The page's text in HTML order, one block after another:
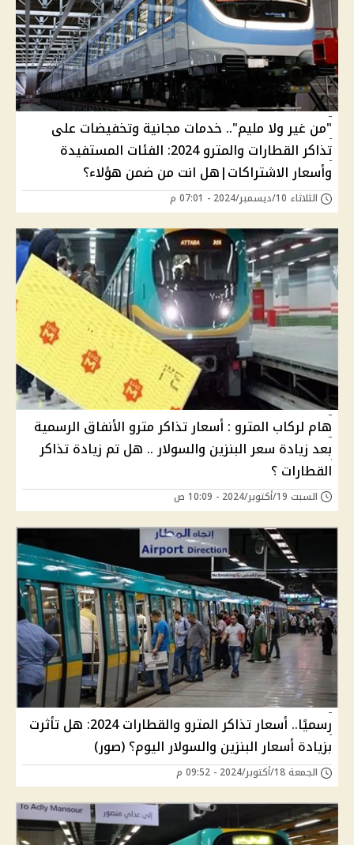
"من غير ولا مليم".. خدمات مجانية وتخفيضات على
تذاكر القطارات والمترو 2024: الفئات المستفيدة
وأسعار الاشتراكات|هل انت من ضمن هؤلاء؟
الثلاثاء 10/ديسمبر/2024 - 07:01 م
هام لركاب المترو : أسعار تذاكر مترو الأنفاق الرسمية
بعد زيادة سعر البنزين والسولار .. هل تم زيادة تذاكر
القطارات ؟
السبت 19/أكتوبر/2024 - 10:09 ص
رسميًا.. أسعار تذاكر المترو والقطارات 2024: هل تأثرت
بزيادة أسعار البنزين والسولار اليوم؟ (صور)
الجمعة 18/أكتوبر/2024 - 09:52 م